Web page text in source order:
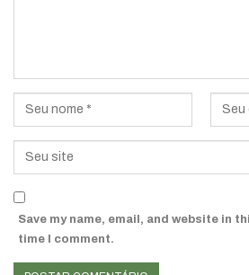
Save my name, email, and website in
time I comment.